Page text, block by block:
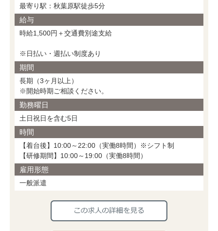
最寄り駅：秋葉原駅徒歩5分
給与
時給1,500円＋交通費別途支給
※日払い・週払い制度あり
期間
長期（3ヶ月以上）
※開始時期ご相談ください。
勤務曜日
土日祝日を含む5日
時間
【着台後】10:00～22:00（実働8時間）※シフト制
【研修期間】10:00～19:00（実働8時間）
雇用形態
一般派遣